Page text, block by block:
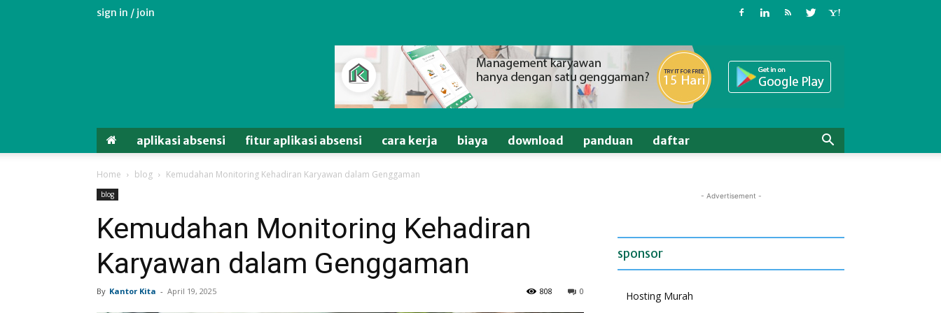
sign in / join
aplikasi absensi fitur aplikasi absensi cara kerja biaya download panduan daftar
Home blog Kemudahan Monitoring Kehadiran Karyawan dalam Genggaman
blog
Kemudahan Monitoring Kehadiran
Karyawan dalam Genggaman
By Kantor Kita - April 19, 2025 0
808
- Advertisement -
sponsor
Hosting Murah